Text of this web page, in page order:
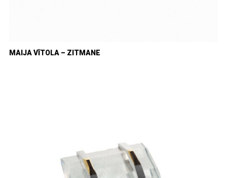
MAIJA VĪTOLA – ZITMANE